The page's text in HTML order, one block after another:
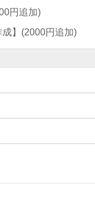
円追加)
】 (2000円追加)